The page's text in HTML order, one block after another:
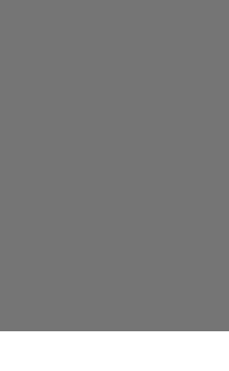
Zinal Hybrid Pants Women